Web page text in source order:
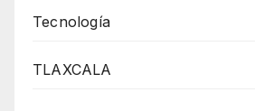
Tecnología
TLAXCALA